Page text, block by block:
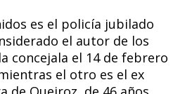
es el policía jubilado
el autor de los
concejala el 14 de febrero
el otro es el ex